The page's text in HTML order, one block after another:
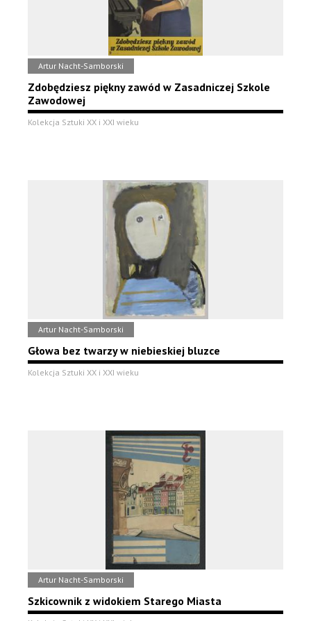
Artur Nacht-Samborski
Zdobędziesz piękny zawód w Zasadniczej Szkole
Zawodowej
Kolekcja Sztuki XX i XXI wieku
Artur Nacht-Samborski
Głowa bez twarzy w niebieskiej bluzce
Kolekcja Sztuki XX i XXI wieku
Artur Nacht-Samborski
Szkicownik z widokiem Starego Miasta